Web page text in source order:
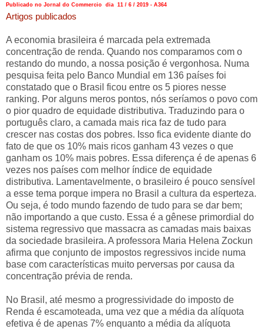
Publicado no Jornal do Commercio dia 11 / 6 / 2019 - A364
Artigos publicados
A economia brasileira é marcada pela extremada
concentração de renda. Quando nos comparamos com o
restando do mundo, a nossa posição é vergonhosa. Numa
pesquisa feita pelo Banco Mundial em 136 países foi
constatado que o Brasil ficou entre os 5 piores nesse
ranking. Por alguns meros pontos, nós seríamos o povo com
o pior quadro de equidade distributiva. Traduzindo para o
português claro, a camada mais rica faz de tudo para
crescer nas costas dos pobres. Isso fica evidente diante do
fato de que os 10% mais ricos ganham 43 vezes o que
ganham os 10% mais pobres. Essa diferença é de apenas 6
vezes nos países com melhor índice de equidade
distributiva. Lamentavelmente, o brasileiro é pouco sensível
a esse tema porque impera no Brasil a cultura da esperteza.
Ou seja, é todo mundo fazendo de tudo para se dar bem;
não importando a que custo. Essa é a gênese primordial do
sistema regressivo que massacra as camadas mais baixas
da sociedade brasileira. A professora Maria Helena Zockun
afirma que conjunto de impostos regressivos incide numa
base com características muito perversas por causa da
concentração prévia de renda.
No Brasil, até mesmo a progressividade do imposto de
Renda é escamoteada, uma vez que a média da alíquota
efetiva é de apenas 7% enquanto a média da alíquota